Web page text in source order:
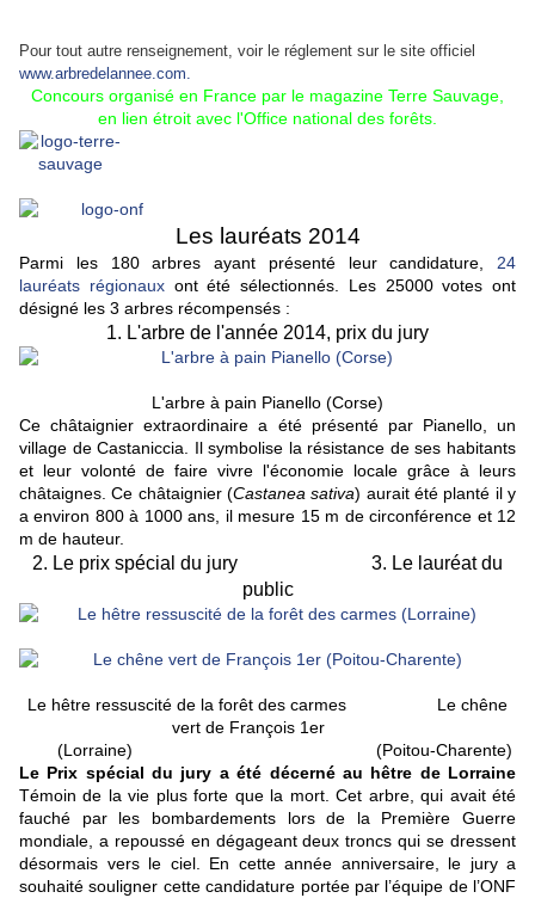
Pour tout autre renseignement, voir le réglement sur le site officiel
www.arbredelannee.com.
Concours organisé en France par le magazine Terre Sauvage,
en lien étroit avec l'Office national des forêts.
Les lauréats 2014
Parmi les 180 arbres ayant présenté leur candidature, 24
lauréats régionauxont été sélectionnés. Les 25000 votes ont
désigné les 3 arbres récompensés :
1. L'arbre de l'année 2014, prix du jury
L'arbre à pain Pianello (Corse)
Ce châtaignier extraordinaire a été présenté par Pianello, un
village de Castaniccia. Il symbolise la résistance de ses habitants
et leur volonté de faire vivre l'économie locale grâce à leurs
châtaignes. Ce châtaignier (Castanea sativa) aurait été planté il y
a environ 800 à 1000 ans, il mesure 15 m de circonférence et 12
m de hauteur.
2. Le prix spécial du jury 3. Le lauréat du
public
Le hêtre ressuscité de la forêt des carmes Le chêne
vert de François 1er
(Lorraine) (Poitou-Charente)
Le Prix spécial du jury a été décerné au hêtre de Lorraine
Témoin de la vie plus forte que la mort. Cet arbre, qui avait été
fauché par les bombardements lors de la Première Guerre
mondiale, a repoussé en dégageant deux troncs qui se dressent
désormais vers le ciel. En cette année anniversaire, le jury a
souhaité souligner cette candidature portée par l’équipe de l’ONF